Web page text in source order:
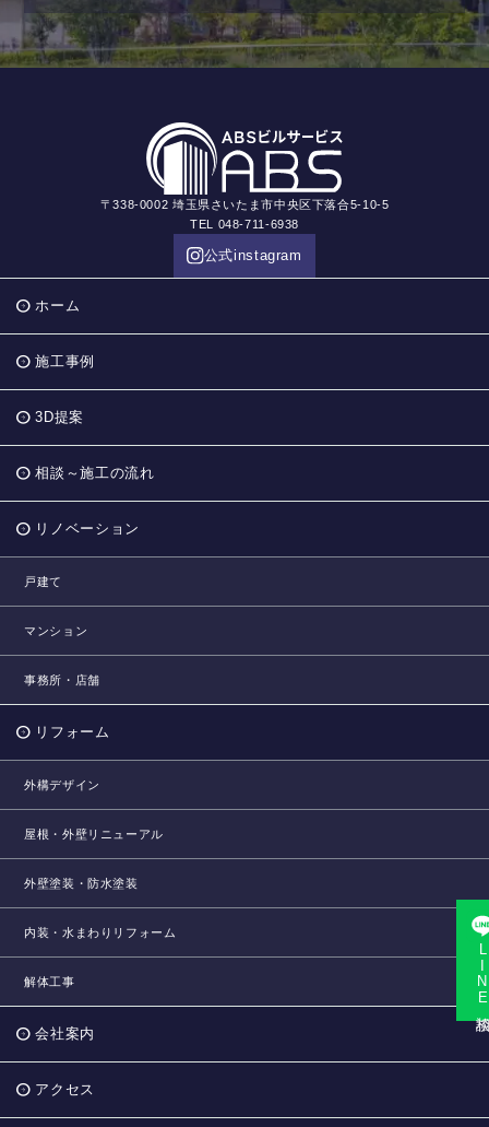
〒338-0002 埼玉県さいたま市中央区下落合5-10-5
TEL 048-711-6938
公式instagram
ホーム
施工事例
3D提案
相談～施工の流れ
リノベーション
戸建て
マンション
事務所・店舗
リフォーム
外構デザイン
屋根・外壁リニューアル
外壁塗装・防水塗装
内装・水まわりリフォーム
解体工事
会社案内
アクセス